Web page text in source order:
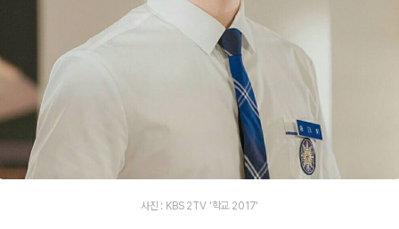
사진 : KBS 2TV '학교 2017'